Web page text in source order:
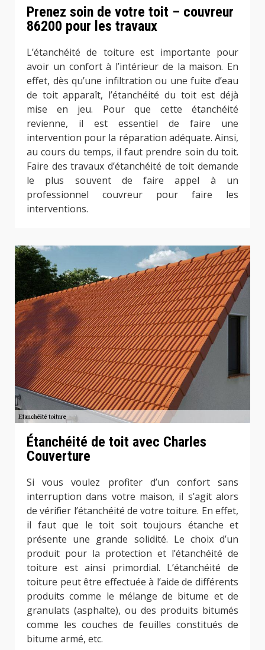
Prenez soin de votre toit – couvreur
86200 pour les travaux
L’étanchéité de toiture est importante pour
avoir un confort à l’intérieur de la maison. En
effet, dès qu’une infiltration ou une fuite d’eau
de toit apparaît, l’étanchéité du toit est déjà
mise en jeu. Pour que cette étanchéité
revienne, il est essentiel de faire une
intervention pour la réparation adéquate. Ainsi,
au cours du temps, il faut prendre soin du toit.
Faire des travaux d’étanchéité de toit demande
le plus souvent de faire appel à un
professionnel couvreur pour faire les
interventions.
Étanchéité de toit avec Charles
Couverture
Si vous voulez profiter d’un confort sans
interruption dans votre maison, il s’agit alors
de vérifier l’étanchéité de votre toiture. En effet,
il faut que le toit soit toujours étanche et
présente une grande solidité. Le choix d’un
produit pour la protection et l’étanchéité de
toiture est ainsi primordial. L’étanchéité de
toiture peut être effectuée à l’aide de différents
produits comme le mélange de bitume et de
granulats (asphalte), ou des produits bitumés
comme les couches de feuilles constitués de
bitume armé, etc.